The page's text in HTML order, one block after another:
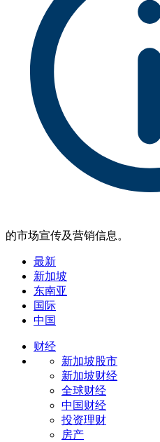
的市场宣传及营销信息。
最新
新加坡
东南亚
国际
中国
财经
新加坡股市
新加坡财经
全球财经
中国财经
投资理财
房产